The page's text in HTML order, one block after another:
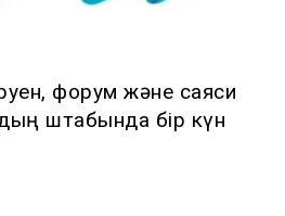
форум және саяси
штабында бір күн